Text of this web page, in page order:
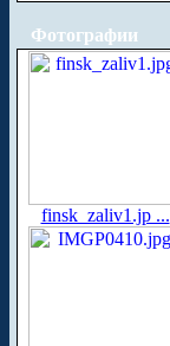
Фотографии
finsk_zaliv1.jp ...